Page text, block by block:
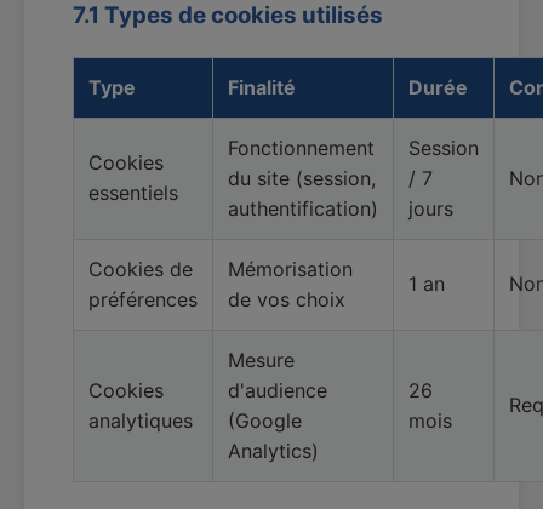
7.1 Types de cookies utilisés
Type Finalité Durée
Cookies
essentiels
Fonctionnement
du site (session,
authentification)
Session
/ 7
jours
Cookies de
préférences
Mémorisation
de vos choix
1 an
Cookies
analytiques
Mesure
d'audience
(Google
Analytics)
26
mois